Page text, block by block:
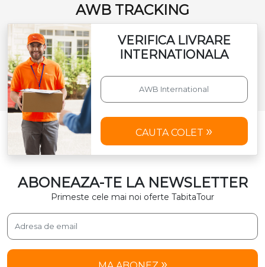
AWB TRACKING
VERIFICA LIVRARE
INTERNATIONALA
CAUTA COLET
ABONEAZA-TE LA NEWSLETTER
Primeste cele mai noi oferte TabitaTour